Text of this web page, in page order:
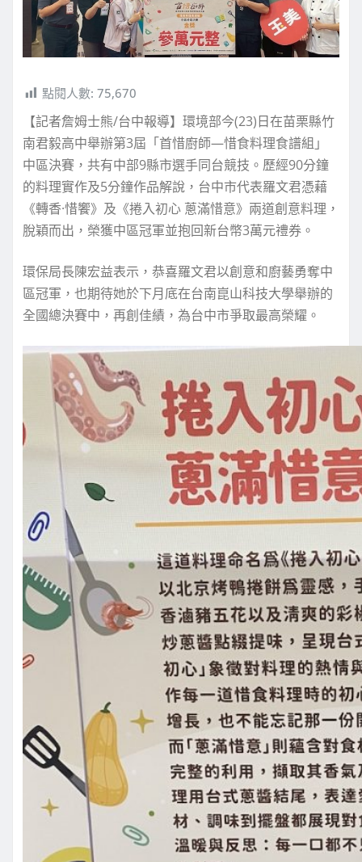
點閱人數: 75,670
【記者詹姆士熊/台中報導】環境部今(23)日在苗栗縣竹
南君毅高中舉辦第3屆「首惜廚師—惜食料理食譜組」
中區決賽，共有中部9縣市選手同台競技。歷經90分鐘
的料理實作及5分鐘作品解說，台中市代表羅文君憑藉
《轉香·惜饗》及《捲入初心 蔥滿惜意》兩道創意料理，
脫穎而出，榮獲中區冠軍並抱回新台幣3萬元禮券。
環保局長陳宏益表示，恭喜羅文君以創意和廚藝勇奪中
區冠軍，也期待她於下月底在台南崑山科技大學舉辦的
全國總決賽中，再創佳績，為台中市爭取最高榮耀。